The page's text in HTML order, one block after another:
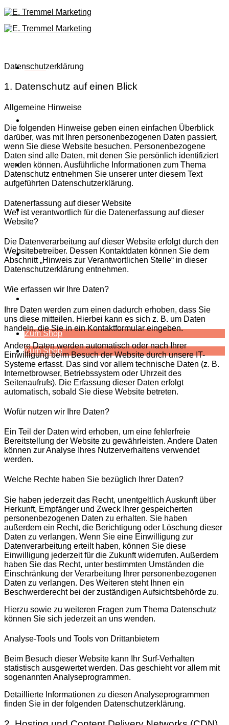
Skip
to
content
Menu
Team
Brands
Über Uns
Zum Shop
Zum Shop
Datenschutzerklärung
1. Datenschutz auf einen Blick
Allgemeine Hinweise
Die folgenden Hinweise geben einen einfachen Überblick
darüber, was mit Ihren personenbezogenen Daten passiert,
wenn Sie diese Website besuchen. Personenbezogene
Daten sind alle Daten, mit denen Sie persönlich identifiziert
werden können. Ausführliche Informationen zum Thema
Datenschutz entnehmen Sie unserer unter diesem Text
aufgeführten Datenschutzerklärung.
Datenerfassung auf dieser Website
Wer ist verantwortlich für die Datenerfassung auf dieser
Website?
Die Datenverarbeitung auf dieser Website erfolgt durch den
Websitebetreiber. Dessen Kontaktdaten können Sie dem
Abschnitt „Hinweis zur Verantwortlichen Stelle“ in dieser
Datenschutzerklärung entnehmen.
Wie erfassen wir Ihre Daten?
Ihre Daten werden zum einen dadurch erhoben, dass Sie
uns diese mitteilen. Hierbei kann es sich z. B. um Daten
handeln, die Sie in ein Kontaktformular eingeben.
Andere Daten werden automatisch oder nach Ihrer
Einwilligung beim Besuch der Website durch unsere IT-
Systeme erfasst. Das sind vor allem technische Daten (z. B.
Internetbrowser, Betriebssystem oder Uhrzeit des
Seitenaufrufs). Die Erfassung dieser Daten erfolgt
automatisch, sobald Sie diese Website betreten.
Wofür nutzen wir Ihre Daten?
Ein Teil der Daten wird erhoben, um eine fehlerfreie
Bereitstellung der Website zu gewährleisten. Andere Daten
können zur Analyse Ihres Nutzerverhaltens verwendet
werden.
Welche Rechte haben Sie bezüglich Ihrer Daten?
Sie haben jederzeit das Recht, unentgeltlich Auskunft über
Herkunft, Empfänger und Zweck Ihrer gespeicherten
personenbezogenen Daten zu erhalten. Sie haben
außerdem ein Recht, die Berichtigung oder Löschung dieser
Daten zu verlangen. Wenn Sie eine Einwilligung zur
Datenverarbeitung erteilt haben, können Sie diese
Einwilligung jederzeit für die Zukunft widerrufen. Außerdem
haben Sie das Recht, unter bestimmten Umständen die
Einschränkung der Verarbeitung Ihrer personenbezogenen
Daten zu verlangen. Des Weiteren steht Ihnen ein
Beschwerderecht bei der zuständigen Aufsichtsbehörde zu.
Hierzu sowie zu weiteren Fragen zum Thema Datenschutz
können Sie sich jederzeit an uns wenden.
Analyse-Tools und Tools von Drittanbietern
Beim Besuch dieser Website kann Ihr Surf-Verhalten
statistisch ausgewertet werden. Das geschieht vor allem mit
sogenannten Analyseprogrammen.
Detaillierte Informationen zu diesen Analyseprogrammen
finden Sie in der folgenden Datenschutzerklärung.